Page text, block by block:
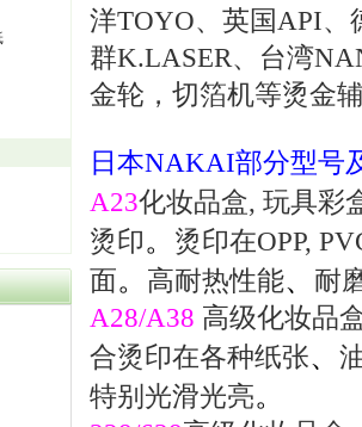
洋TOYO、英国API
群K.LASER、台湾
金轮，切箔机等烫金
日本NAKAI部分型号
A23化妆品盒, 玩具彩
烫印。 烫印在OPP,
面。 高耐热性能、 耐
A28/A38 高级化妆品
合烫印在各种纸张、
特别光滑光亮。